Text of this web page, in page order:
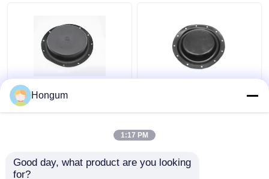
वेदरमैटिक वाल्व किट
रिप्लेसमेंट कस्टम साइज
क्लॉथ क्लिप के साथ एनबीआर
Hongum
1:17 PM
Good day, what product are you looking
for?